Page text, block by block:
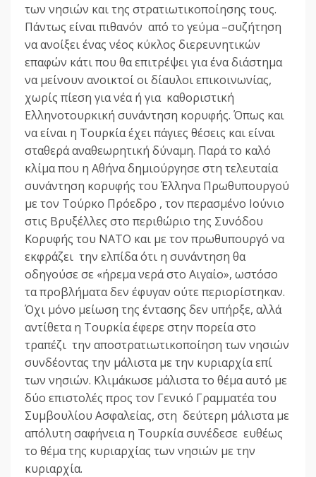
των νησιών και της στρατιωτικοποίησης τους.
Πάντως είναι πιθανόν από το γεύμα –συζήτηση
να ανοίξει ένας νέος κύκλος διερευνητικών
επαφών κάτι που θα επιτρέψει για ένα διάστημα
να μείνουν ανοικτοί οι δίαυλοι επικοινωνίας,
χωρίς πίεση για νέα ή για καθοριστική
Ελληνοτουρκική συνάντηση κορυφής. Όπως και
να είναι η Τουρκία έχει πάγιες θέσεις και είναι
σταθερά αναθεωρητική δύναμη. Παρά το καλό
κλίμα που η Αθήνα δημιούργησε στη τελευταία
συνάντηση κορυφής του Έλληνα Πρωθυπουργού
με τον Τούρκο Πρόεδρο , τον περασμένο Ιούνιο
στις Βρυξέλλες στο περιθώριο της Συνόδου
Κορυφής του ΝΑΤΟ και με τον πρωθυπουργό να
εκφράζει την ελπίδα ότι η συνάντηση θα
οδηγούσε σε «ήρεμα νερά στο Αιγαίο», ωστόσο
τα προβλήματα δεν έφυγαν ούτε περιορίστηκαν.
Όχι μόνο μείωση της έντασης δεν υπήρξε, αλλά
αντίθετα η Τουρκία έφερε στην πορεία στο
τραπέζι την αποστρατιωτικοποίηση των νησιών
συνδέοντας την μάλιστα με την κυριαρχία επί
των νησιών. Κλιμάκωσε μάλιστα το θέμα αυτό με
δύο επιστολές προς τον Γενικό Γραμματέα του
Συμβουλίου Ασφαλείας, στη δεύτερη μάλιστα με
απόλυτη σαφήνεια η Τουρκία συνέδεσε ευθέως
το θέμα της κυριαρχίας των νησιών με την
κυριαρχία.